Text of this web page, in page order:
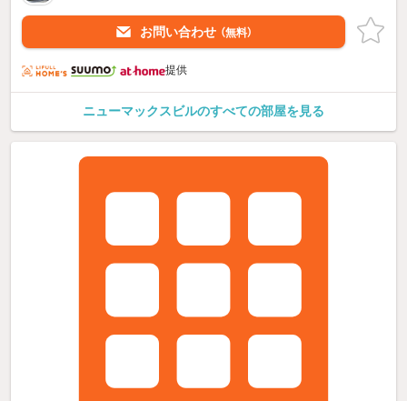
お問い合わせ （無料）
提供
ニューマックスビルのすべての部屋を見る